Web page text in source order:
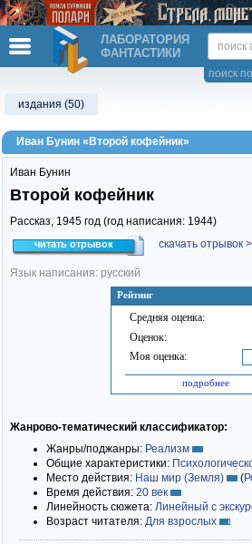
ЛАБОРАТОРИЯ
ФАНТАСТИКИ
поиск
издания (50)
Иван Бунин «Второй кофейник»
Рейтинг
Средняя оценка:
Оценок:
Моя оценка:
подробнее
Иван Бунин
Второй кофейник
Рассказ, 1945 год (год написания: 1944)
читать отрывок скачать отрывок >
Язык написания: русский
Жанрово-тематический классификатор:
Жанры/поджанры: Реализм
Общие характеристики:
Место действия: Наш мир (Земля) (
Время действия: 20 век
Линейность сюжета: Линейный с
Возраст читателя: Для взрослых